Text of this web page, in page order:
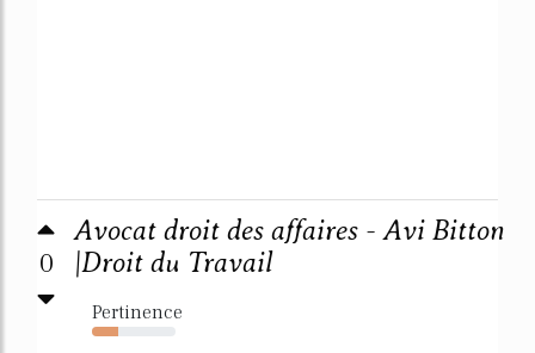
0
Avocat droit des affaires - Avi Bitton
|Droit du Travail
Pertinence
32%